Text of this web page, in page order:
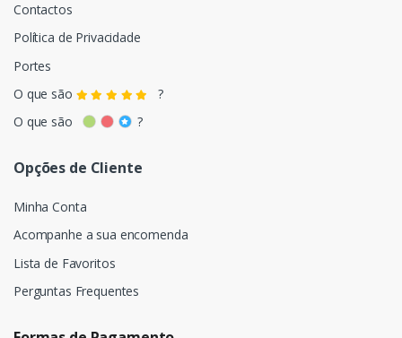
Contactos
Política de Privacidade
Portes
O que são
?
O que são
?
Opções de Cliente
Minha Conta
Acompanhe a sua encomenda
Lista de Favoritos
Perguntas Frequentes